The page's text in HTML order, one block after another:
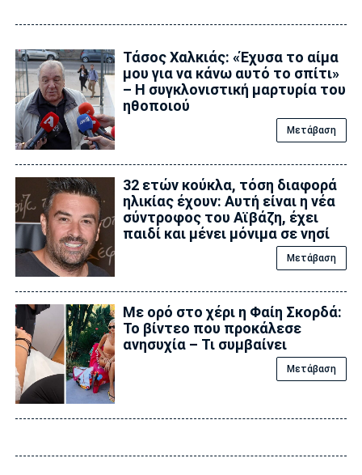
Τάσος Χαλκιάς: «Έχυσα το αίμα
μου για να κάνω αυτό το σπίτι»
– Η συγκλονιστική μαρτυρία του
ηθοποιού
Μετάβαση
32 ετών κούκλα, τόση διαφορά
ηλικίας έχουν: Αυτή είναι η νέα
σύντροφος του Αϊβάζη, έχει
παιδί και μένει μόνιμα σε νησί
Μετάβαση
Με ορό στο χέρι η Φαίη Σκορδά:
Το βίντεο που προκάλεσε
ανησυχία – Τι συμβαίνει
Μετάβαση